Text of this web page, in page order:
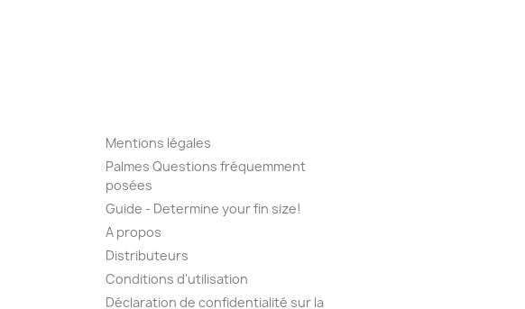
Mentions légales
Palmes Questions fréquemment
posées
Guide - Determine your fin size!
A propos
Distributeurs
Conditions d'utilisation
Déclaration de confidentialité sur la